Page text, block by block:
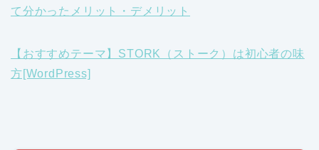
て分かったメリット・デメリット
【おすすめテーマ】STORK（ストーク）は初心者の味
方[WordPress]